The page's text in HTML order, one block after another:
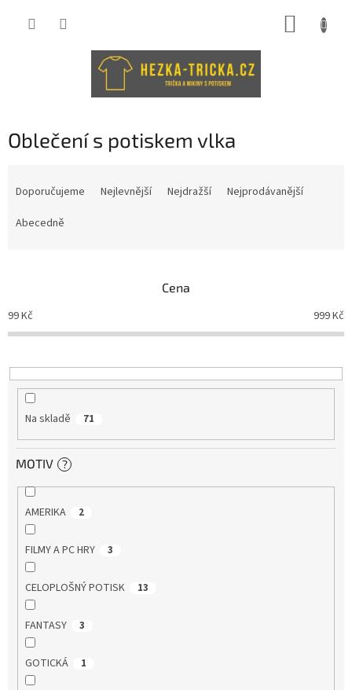
Oblečení s potiskem vlka
o
d
k
t
Doporučujeme Nejlevnější Nejdražší
Nejprodávanější
Abecedně
Cena
99Kč 999Kč
Na skladě 71
MOTIV ?
AMERIKA 2
FILMY A PC HRY 3
CELOPLOŠNÝ POTISK 13
FANTASY 3
GOTICKÁ 1